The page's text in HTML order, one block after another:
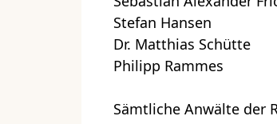
Stefan Hansen
Dr. Matthias Schütte
Philipp Rammes
Sämtliche Anwälte der